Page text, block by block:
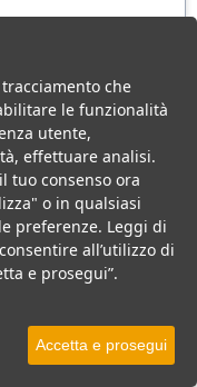
ideale per famiglie
che
le funzionalità
utente,
effettuare analisi.
tuo consenso ora
o in qualsiasi
preferenze. Leggi di
all’utilizzo di
e prosegui”.
Accetta e prosegui